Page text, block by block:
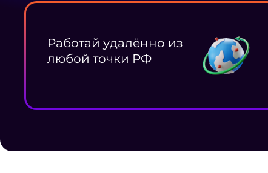
Работай удалённо из
любой точки РФ